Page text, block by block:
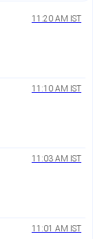
11:20 AM IST
11:10 AM IST
11:03 AM IST
11:01 AM IST